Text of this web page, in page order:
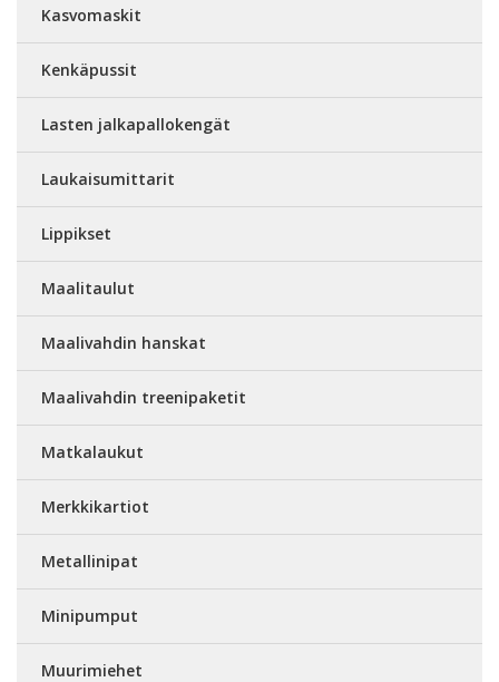
Kasvomaskit
Kenkäpussit
Lasten jalkapallokengät
Laukaisumittarit
Lippikset
Maalitaulut
Maalivahdin hanskat
Maalivahdin treenipaketit
Matkalaukut
Merkkikartiot
Metallinipat
Minipumput
Muurimiehet